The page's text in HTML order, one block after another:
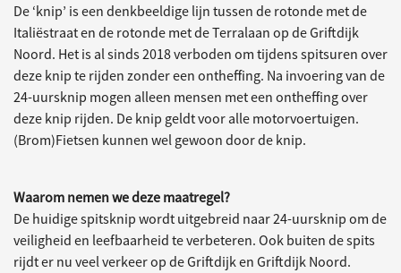
De ‘knip’ is een denkbeeldige lijn tussen de rotonde met de
Italiëstraat en de rotonde met de Terralaan op de Griftdijk
Noord. Het is al sinds 2018 verboden om tijdens spitsuren over
deze knip te rijden zonder een ontheffing. Na invoering van de
24-uursknip mogen alleen mensen met een ontheffing over
deze knip rijden. De knip geldt voor alle motorvoertuigen.
(Brom)Fietsen kunnen wel gewoon door de knip.
Waarom nemen we deze maatregel?
De huidige spitsknip wordt uitgebreid naar 24-uursknip om de
veiligheid en leefbaarheid te verbeteren. Ook buiten de spits
rijdt er nu veel verkeer op de Griftdijk en Griftdijk Noord.